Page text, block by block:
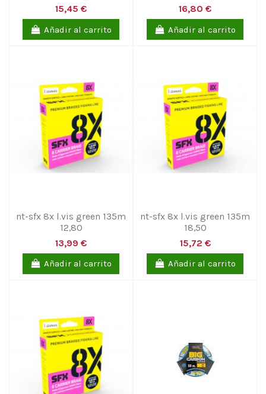
15,45 €
Añadir al carrito
16,80 €
Añadir al carrito
nt-sfx 8x l.vis green 135m
12,80
13,99 €
Añadir al carrito
nt-sfx 8x l.vis green 135m
18,50
15,72 €
Añadir al carrito